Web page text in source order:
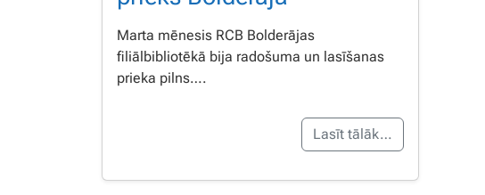
Marta mēnesis RCB Bolderājas
filiālbibliotēkā bija radošuma un lasīšanas
prieka pilns….
Lasīt tālāk…